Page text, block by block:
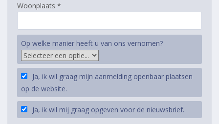
Woonplaats *
Op welke manier heeft u van ons vernomen?
Ja, ik wil graag mijn aanmelding openbaar plaatsen
op de website.
Ja, ik wil mij graag opgeven voor de nieuwsbrief.